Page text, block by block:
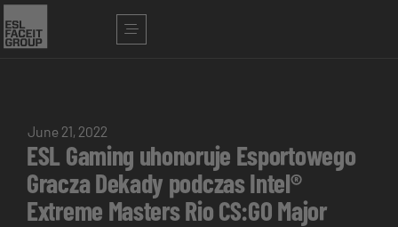
June 21, 2022
ESL Gaming uhonoruje Esportowego
Gracza Dekady podczas Intel®
Extreme Masters Rio CS:GO Major